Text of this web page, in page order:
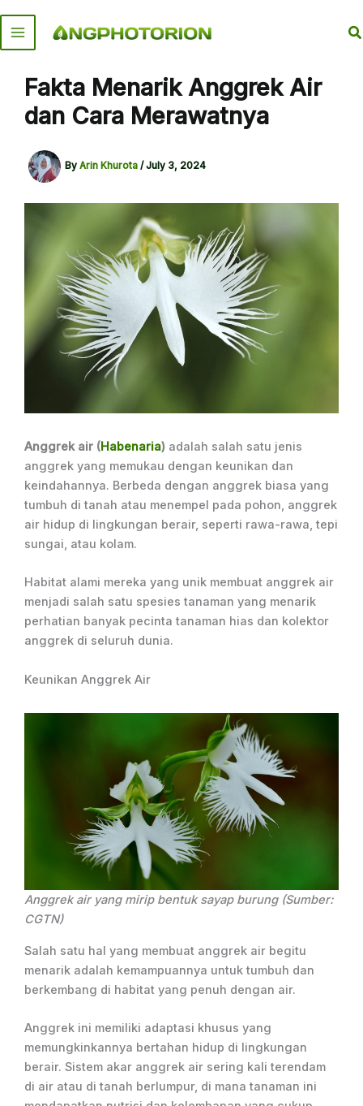
content
Fakta Menarik Anggrek Air
dan Cara Merawatnya
By Arin Khurota /July 3, 2024
Anggrek air (Habenaria) adalah salah satu jenis
anggrek yang memukau dengan keunikan dan
keindahannya. Berbeda dengan anggrek biasa yang
tumbuh di tanah atau menempel pada pohon, anggrek
air hidup di lingkungan berair, seperti rawa-rawa, tepi
sungai, atau kolam.
Habitat alami mereka yang unik membuat anggrek air
menjadi salah satu spesies tanaman yang menarik
perhatian banyak pecinta tanaman hias dan kolektor
anggrek di seluruh dunia.
Keunikan Anggrek Air
Anggrek air yang mirip bentuk sayap burung (Sumber:
CGTN)
Salah satu hal yang membuat anggrek air begitu
menarik adalah kemampuannya untuk tumbuh dan
berkembang di habitat yang penuh dengan air.
Anggrek ini memiliki adaptasi khusus yang
memungkinkannya bertahan hidup di lingkungan
berair. Sistem akar anggrek air sering kali terendam
di air atau di tanah berlumpur, di mana tanaman ini